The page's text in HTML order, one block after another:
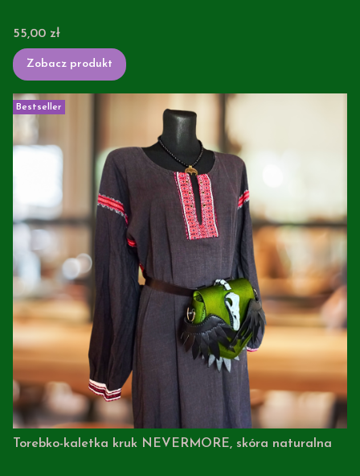
Cena
55,00 zł
Zobacz produkt
Bestseller
Torebko-kaletka kruk NEVERMORE, skóra naturalna